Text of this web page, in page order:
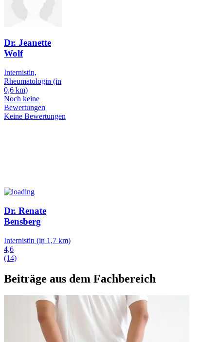
Dr. Jeanette
Wolf
Internistin,
Rheumatologin (in
0,6 km)
Noch keine
Bewertungen
Keine Bewertungen
Dr. Renate
Bensberg
Internistin (in 1,7 km)
4,6
(14)
Beiträge aus dem Fachbereich